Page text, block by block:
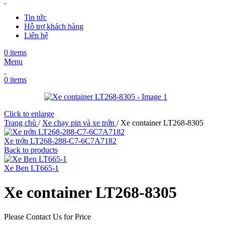
Tin tức
Hỗ trợ khách hàng
Liên hệ
0 items
Menu
0 items
Click to enlarge
Trang chủ / Xe chạy pin và xe trớn / Xe container LT268-8305
Xe trớn LT268-288-C7-6C7A7182
Back to products
Xe Ben LT665-1
Xe container LT268-8305
Please Contact Us for Price